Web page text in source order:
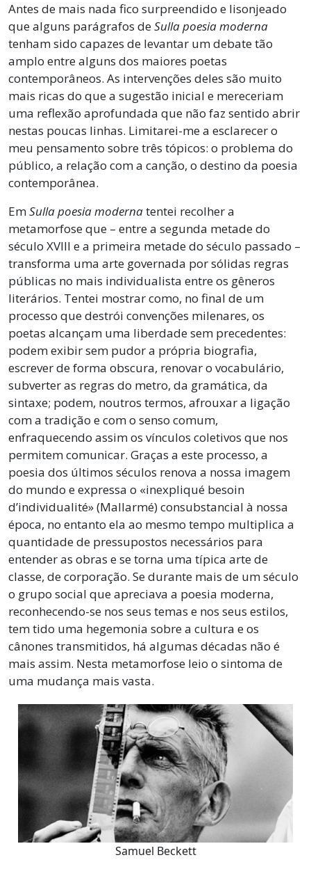
Antes de mais nada fico surpreendido e lisonjeado
que alguns parágrafos deSulla poesia moderna
tenham sido capazes de levantar um debate tão
amplo entre alguns dos maiores poetas
contemporâneos. As intervenções deles são muito
mais ricas do que a sugestão inicial e mereceriam
uma reflexão aprofundada que não faz sentido abrir
nestas poucas linhas. Limitarei-me a esclarecer o
meu pensamento sobre três tópicos: o problema do
público, a relação com a canção, o destino da poesia
contemporânea.
EmSulla poesia modernatentei recolher a
metamorfose que – entre a segunda metade do
século XVIII e a primeira metade do século passado –
transforma uma arte governada por sólidas regras
públicas no mais individualista entre os gêneros
literários. Tentei mostrar como, no final de um
processo que destrói convenções milenares, os
poetas alcançam uma liberdade sem precedentes:
podem exibir sem pudor a própria biografia,
escrever de forma obscura, renovar o vocabulário,
subverter as regras do metro, da gramática, da
sintaxe; podem, noutros termos, afrouxar a ligação
com a tradição e com o senso comum,
enfraquecendo assim os vínculos coletivos que nos
permitem comunicar. Graças a este processo, a
poesia dos últimos séculos renova a nossa imagem
do mundo e expressa o «inexpliqué besoin
d’individualité» (Mallarmé) consubstancial à nossa
época, no entanto ela ao mesmo tempo multiplica a
quantidade de pressupostos necessários para
entender as obras e se torna uma típica arte de
classe, de corporação. Se durante mais de um século
o grupo social que apreciava a poesia moderna,
reconhecendo-se nos seus temas e nos seus estilos,
tem tido uma hegemonia sobre a cultura e os
cânones transmitidos, há algumas décadas não é
mais assim. Nesta metamorfose leio o sintoma de
uma mudança mais vasta.
Samuel Beckett